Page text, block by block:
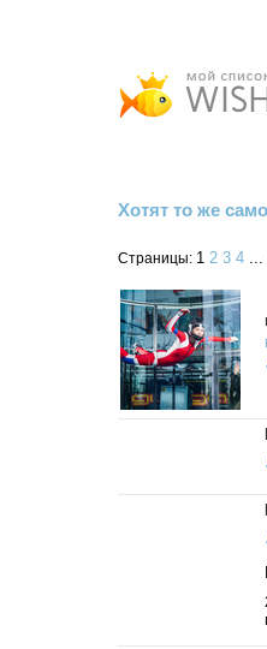
Хотят то же
Страницы: 1 2 3 4 ...